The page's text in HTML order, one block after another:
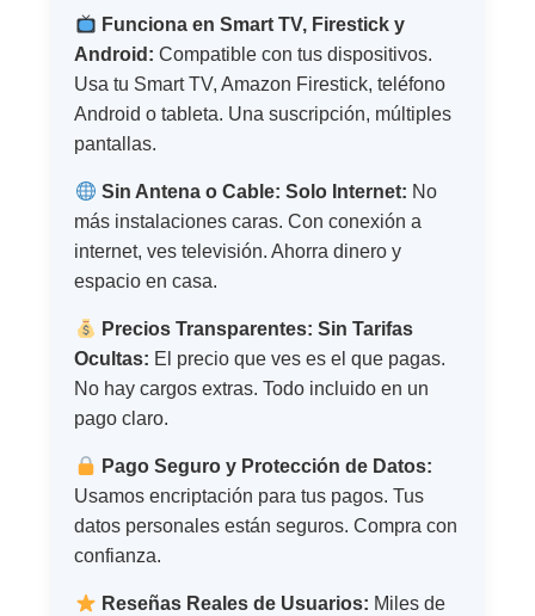
Funciona en Smart TV, Firestick y
Android: Compatible con tus dispositivos.
Usa tu Smart TV, Amazon Firestick, teléfono
Android o tableta. Una suscripción, múltiples
pantallas.
Sin Antena o Cable: Solo Internet: No
más instalaciones caras. Con conexión a
internet, ves televisión. Ahorra dinero y
espacio en casa.
Precios Transparentes: Sin Tarifas
Ocultas: El precio que ves es el que pagas.
No hay cargos extras. Todo incluido en un
pago claro.
Pago Seguro y Protección de Datos:
Usamos encriptación para tus pagos. Tus
datos personales están seguros. Compra con
confianza.
Reseñas Reales de Usuarios: Miles de